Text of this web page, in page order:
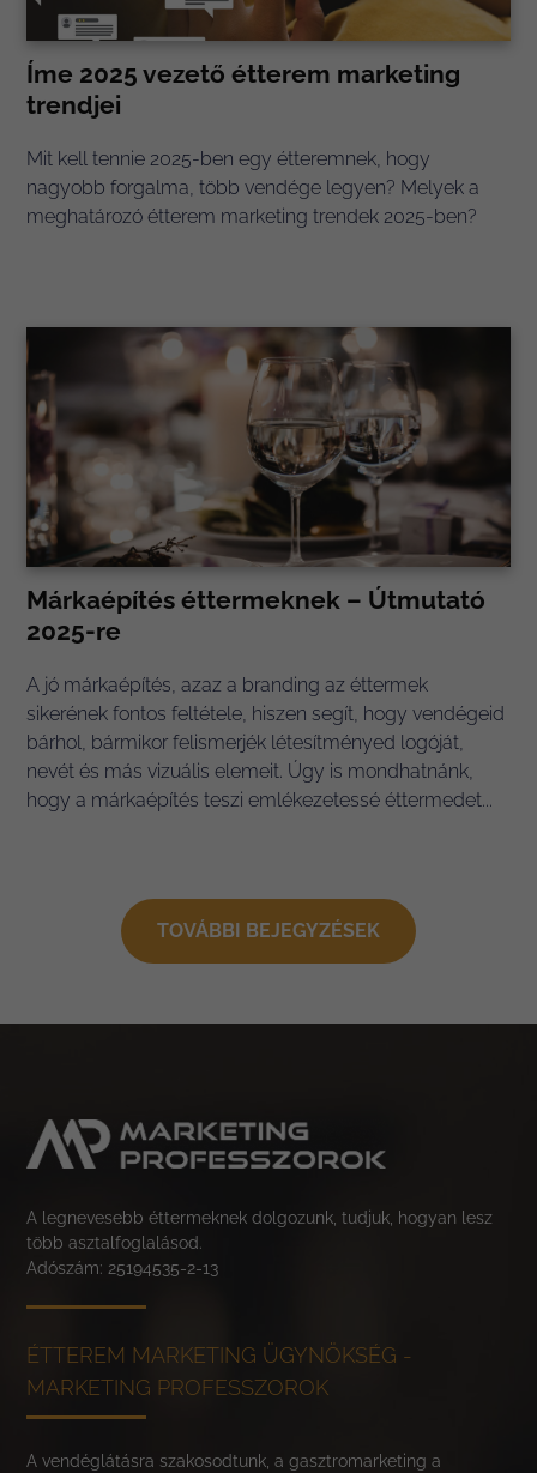
Íme 2025 vezető étterem marketing
trendjei
Mit kell tennie 2025-ben egy étteremnek, hogy
nagyobb forgalma, több vendége legyen? Melyek a
meghatározó étterem marketing trendek 2025-ben?
Márkaépítés éttermeknek – Útmutató
2025-re
A jó márkaépítés, azaz a branding az éttermek
sikerének fontos feltétele, hiszen segít, hogy vendégeid
bárhol, bármikor felismerjék létesítményed logóját,
nevét és más vizuális elemeit. Úgy is mondhatnánk,
hogy a márkaépítés teszi emlékezetessé éttermedet...
TOVÁBBI BEJEGYZÉSEK
A legnevesebb éttermeknek dolgozunk, tudjuk, hogyan lesz
több asztalfoglalásod.
Adószám: 25194535-2-13
ÉTTEREM MARKETING ÜGYNÖKSÉG -
MARKETING PROFESSZOROK
A vendéglátásra szakosodtunk, a gasztromarketing a